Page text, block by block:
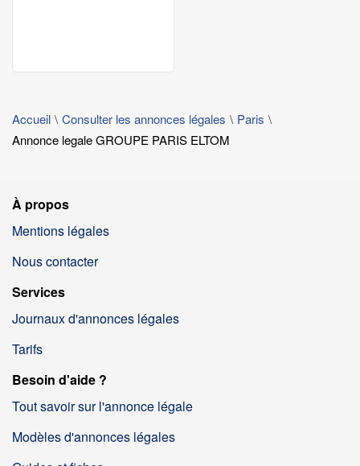
Accueil Consulter les annonces légales
Paris
Annonce legale GROUPE PARIS ELTOM
À propos
Mentions légales
Nous contacter
Services
Journaux d'annonces légales
Tarifs
Besoin d'aide ?
Tout savoir sur l'annonce légale
Modèles d'annonces légales